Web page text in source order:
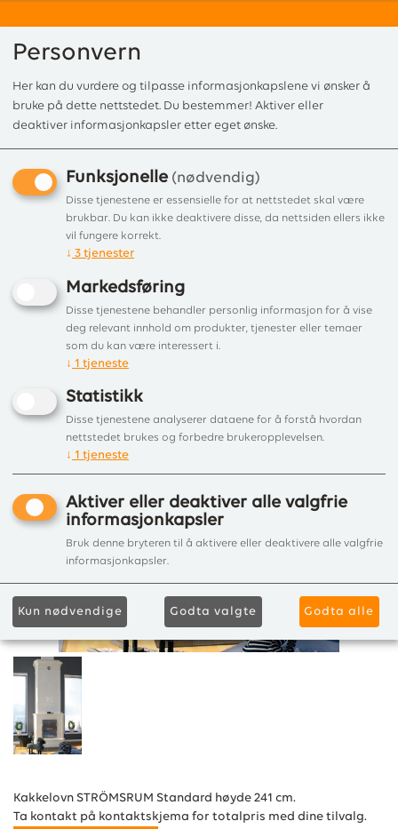
Forside/ Produkter/Kakkelovner/ Kakkelovn STRÖMSRUM
Kakkelovn STRÖMSRUM
Klassisk rektangulær kakkelovn
Kakkelovn STRÖMSRUM Standard høyde 241 cm.
Ta kontakt på kontaktskjema for totalpris med dine tilvalg.
Personvern
Her kan du vurdere og tilpasse informasjonkapslene vi ønsker å
bruke på dette nettstedet. Du bestemmer! Aktiver eller
deaktiver informasjonkapsler etter eget ønske.
Funksjonelle (nødvendig)
Disse tjenestene er essensielle for at nettstedet skal være
brukbar. Du kan ikke deaktivere disse, da nettsiden ellers ikke
vil fungere korrekt.
↓ 3 tjenester
Markedsføring
Disse tjenestene behandler personlig informasjon for å vise
deg relevant innhold om produkter, tjenester eller temaer
som du kan være interessert i.
↓ 1 tjeneste
Statistikk
Disse tjenestene analyserer dataene for å forstå hvordan
nettstedet brukes og forbedre brukeropplevelsen.
↓ 1 tjeneste
Aktiver eller deaktiver alle valgfrie
informasjonkapsler
Bruk denne bryteren til å aktivere eller deaktivere alle valgfrie
informasjonkapsler.
Kun nødvendige Godta valgte Godta alle